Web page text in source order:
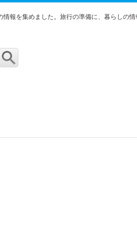
報を集めました。旅行の準備に、暮らしの情